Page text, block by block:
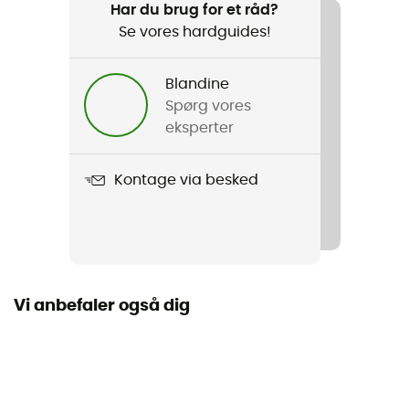
Har du brug for et råd?
Se vores hardguides!
Blandine
Spørg vores
eksperter
Kontage via besked
Vi anbefaler også dig